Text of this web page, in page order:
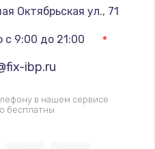
реле
Октябрьская ул., 71
с 9:00 до 21:00
ibp.ru
в нашем сервисе
бесплатны